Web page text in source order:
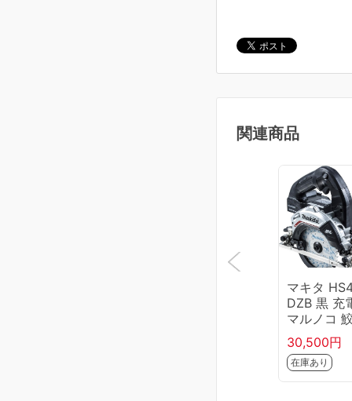
関連商品
マキタ
DZB 黒 充
マルノコ
チップソー
付 無線連
「非対応
体のみ
30,500円
在庫あり